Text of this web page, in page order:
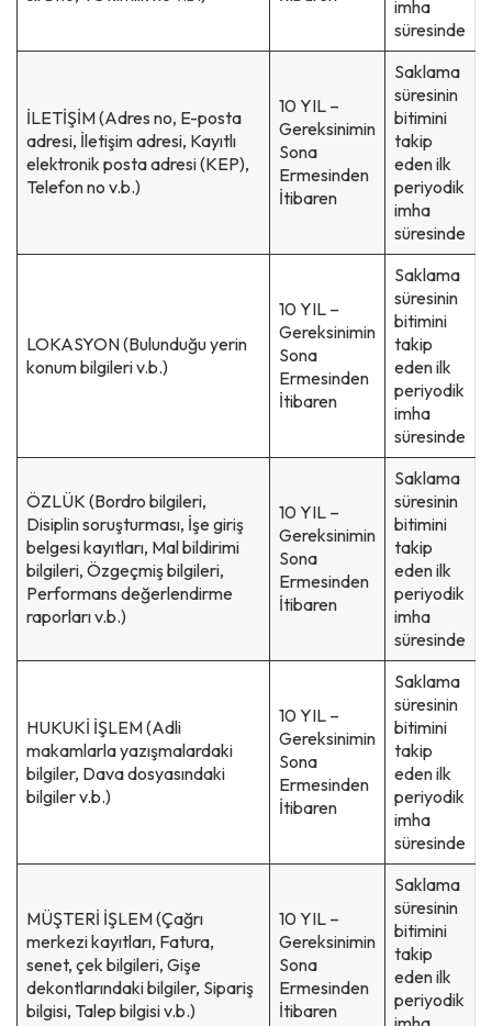
imha
süresinde
İLETİŞİM (Adres no, E-posta
adresi, İletişim adresi, Kayıtlı
elektronik posta adresi (KEP),
Telefon no v.b.)
10 YIL –
Gereksinimin
Sona
Ermesinden
İtibaren
Saklama
süresinin
bitimini
takip
eden ilk
periyodik
imha
süresinde
LOKASYON (Bulunduğu yerin
konum bilgileri v.b.)
10 YIL –
Gereksinimin
Sona
Ermesinden
İtibaren
Saklama
süresinin
bitimini
takip
eden ilk
periyodik
imha
süresinde
ÖZLÜK (Bordro bilgileri,
Disiplin soruşturması, İşe giriş
belgesi kayıtları, Mal bildirimi
bilgileri, Özgeçmiş bilgileri,
Performans değerlendirme
raporları v.b.)
10 YIL –
Gereksinimin
Sona
Ermesinden
İtibaren
Saklama
süresinin
bitimini
takip
eden ilk
periyodik
imha
süresinde
HUKUKİ İŞLEM (Adli
makamlarla yazışmalardaki
bilgiler, Dava dosyasındaki
bilgiler v.b.)
10 YIL –
Gereksinimin
Sona
Ermesinden
İtibaren
Saklama
süresinin
bitimini
takip
eden ilk
periyodik
imha
süresinde
MÜŞTERİ İŞLEM (Çağrı
merkezi kayıtları, Fatura,
senet, çek bilgileri, Gişe
dekontlarındaki bilgiler, Sipariş
bilgisi, Talep bilgisi v.b.)
10 YIL –
Gereksinimin
Sona
Ermesinden
İtibaren
Saklama
süresinin
bitimini
takip
eden ilk
periyodik